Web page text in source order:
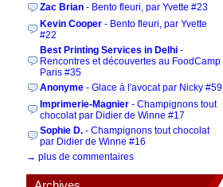
Zac Brian - Bento fleuri, par Yvette #23
Kevin Cooper - Bento fleuri, par Yvette
#22
Best Printing Services in Delhi -
Rencontres et découvertes au FoodCamp
Paris #35
Anonyme - Glace à l'avocat par Nicky #59
Imprimerie-Magnier - Champignons tout
chocolat par Didier de Winne #17
Sophie D. - Champignons tout chocolat
par Didier de Winne #16
→ plus de commentaires